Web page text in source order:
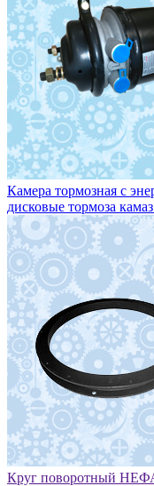
Камера тормозная с
дисковые тормоза
Круг поворотный